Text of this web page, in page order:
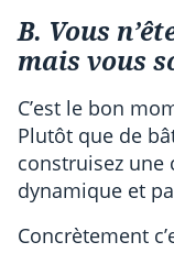
B. Vous
mais vous
C’est le bon
Plutôt que de
construisez une
dynamique et
Concrètement